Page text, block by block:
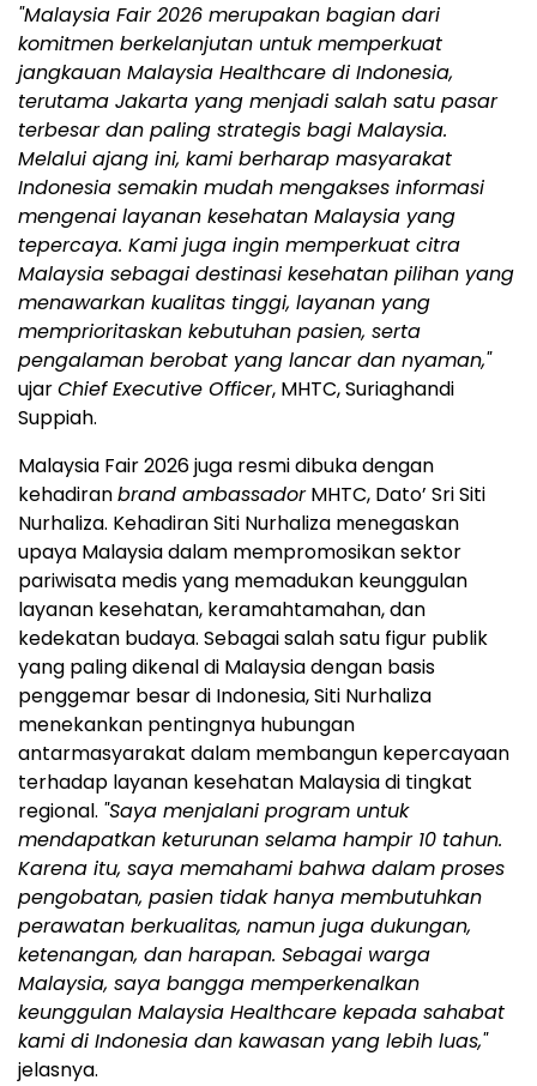
"Malaysia Fair 2026 merupakan bagian dari
komitmen berkelanjutan untuk memperkuat
jangkauan Malaysia Healthcare di Indonesia,
terutama Jakarta yang menjadi salah satu pasar
terbesar dan paling strategis bagi Malaysia.
Melalui ajang ini, kami berharap masyarakat
Indonesia semakin mudah mengakses informasi
mengenai layanan kesehatan Malaysia yang
tepercaya. Kami juga ingin memperkuat citra
Malaysia sebagai destinasi kesehatan pilihan yang
menawarkan kualitas tinggi, layanan yang
memprioritaskan kebutuhan pasien, serta
pengalaman berobat yang lancar dan nyaman,"
ujarChief Executive Officer, MHTC, Suriaghandi
Suppiah.
Malaysia Fair 2026 juga resmi dibuka dengan
kehadiranbrand ambassadorMHTC, Dato’ Sri Siti
Nurhaliza. Kehadiran Siti Nurhaliza menegaskan
upaya Malaysia dalam mempromosikan sektor
pariwisata medis yang memadukan keunggulan
layanan kesehatan, keramahtamahan, dan
kedekatan budaya. Sebagai salah satu figur publik
yang paling dikenal di Malaysia dengan basis
penggemar besar di Indonesia, Siti Nurhaliza
menekankan pentingnya hubungan
antarmasyarakat dalam membangun kepercayaan
terhadap layanan kesehatan Malaysia di tingkat
regional. "Saya menjalani program untuk
mendapatkan keturunan selama hampir 10 tahun.
Karena itu, saya memahami bahwa dalam proses
pengobatan, pasien tidak hanya membutuhkan
perawatan berkualitas, namun juga dukungan,
ketenangan, dan harapan. Sebagai warga
Malaysia, saya bangga memperkenalkan
keunggulan Malaysia Healthcare kepada sahabat
kami di Indonesia dan kawasan yang lebih luas,"
jelasnya.